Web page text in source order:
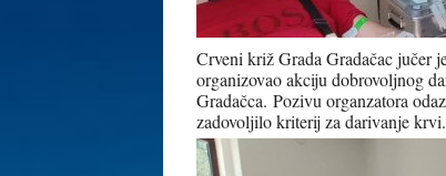
Crveni križ Grada Gradačac jučer
organizovao akciju dobrovoljnog
Gradačca. Pozivu organzatora
zadovoljilo kriterij za darivanje krvi.